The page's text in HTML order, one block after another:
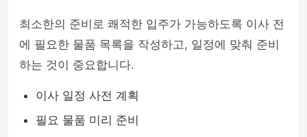
최소한의 준비로 쾌적한 입주가 가능하도록 이사 전
에 필요한 물품 목록을 작성하고, 일정에 맞춰 준비
하는 것이 중요합니다.
이사 일정 사전 계획
필요 물품 미리 준비